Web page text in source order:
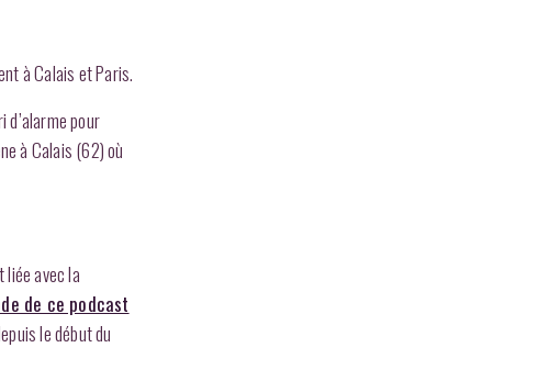
à Calais et Paris.
pour
à Calais (62) où
liée avec la
de ce podcast
le début du